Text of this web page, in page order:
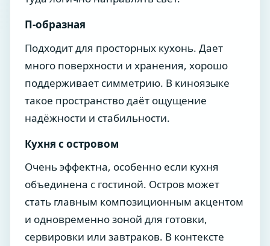
П-образная
Подходит для просторных кухонь. Дает
много поверхности и хранения, хорошо
поддерживает симметрию. В киноязыке
такое пространство даёт ощущение
надёжности и стабильности.
Кухня с островом
Очень эффектна, особенно если кухня
объединена с гостиной. Остров может
стать главным композиционным акцентом
и одновременно зоной для готовки,
сервировки или завтраков. В контексте